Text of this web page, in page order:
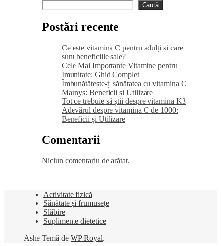
Caută
Postări recente
Ce este vitamina C pentru adulți și care
sunt beneficiile sale?
Cele Mai Importante Vitamine pentru
Imunitate: Ghid Complet
Îmbunătățește-ți sănătatea cu vitamina C
Marnys: Beneficii și Utilizare
Tot ce trebuie să știi despre vitamina K3
Adevărul despre vitamina C de 1000:
Beneficii și Utilizare
Comentarii
Niciun comentariu de arătat.
Activitate fizică
Sănătate și frumusețe
Slăbire
Suplimente dietetice
Ashe Temă de WP Royal.